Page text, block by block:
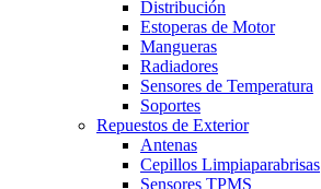
Distribución
Estoperas de Motor
Mangueras
Radiadores
Sensores de Temperatura
Soportes
Repuestos de Exterior
Antenas
Cepillos Limpiaparabrisas
Sensores TPMS